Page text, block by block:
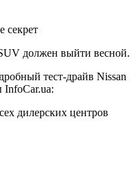
должен выйти весной.
тест-драйв Nissan
InfoCar.ua:
дилерских центров